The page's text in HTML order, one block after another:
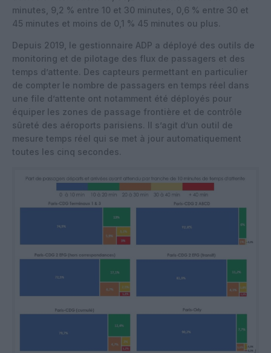
minutes, 9,2 % entre 10 et 30 minutes, 0,6 % entre 30 et
45 minutes et moins de 0,1 % 45 minutes ou plus.
Depuis 2019, le gestionnaire ADP a déployé des outils de
monitoring et de pilotage des flux de passagers et des
temps d’attente. Des capteurs permettant en particulier
de compter le nombre de passagers en temps réel dans
une file d’attente ont notamment été déployés pour
équiper les zones de passage frontière et de contrôle
sûreté des aéroports parisiens. Il s’agit d’un outil de
mesure temps réel qui se met à jour automatiquement
toutes les cinq secondes.